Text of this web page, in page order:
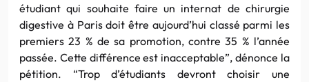
étudiant qui souhaite faire un internat de chirurgie
digestive à Paris doit être aujourd’hui classé parmi les
premiers 23 % de sa promotion, contre 35 % l’année
passée. Cette différence est inacceptable”, dénonce la
pétition. “Trop d’étudiants devront choisir une